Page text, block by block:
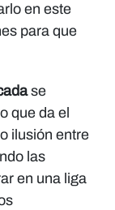
en este
para que
se
que da el
ilusión entre
las
en una liga